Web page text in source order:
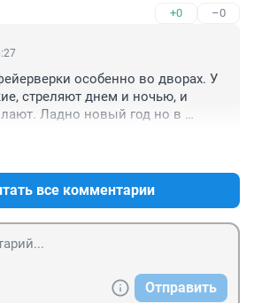
тишине и противопожарных
+0 –0
особенно во дворах. У
стреляют днем и ночью, и
лают. Ладно новый год но в
все комментарии
Отправить